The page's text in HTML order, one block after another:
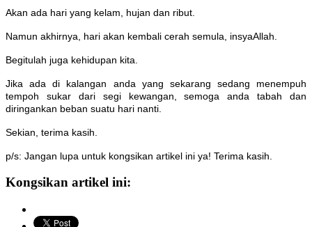
Akan ada hari yang kelam, hujan dan ribut.
Namun akhirnya, hari akan kembali cerah semula, insyaAllah.
Begitulah juga kehidupan kita.
Jika ada di kalangan anda yang sekarang sedang menempuh
tempoh sukar dari segi kewangan, semoga anda tabah dan
diringankan beban suatu hari nanti.
Sekian, terima kasih.
p/s: Jangan lupa untuk kongsikan artikel ini ya! Terima kasih.
Kongsikan artikel ini: